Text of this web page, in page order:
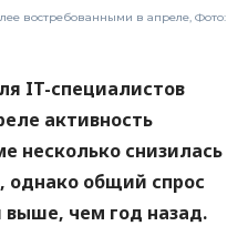
востребованными в апреле, Фото:
IT-специалистов
активность
несколько снизилась
однако общий спрос
выше, чем год назад.